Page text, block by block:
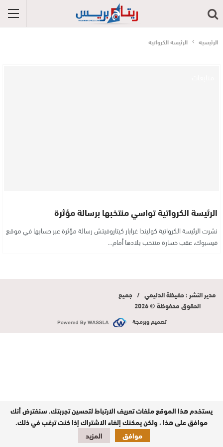
الرئيسية الرئيسة الكرواتية
الرئيسة الكرواتية تواسي منتخبها برسالة مؤثرة
نشرت الرئيسة الكرواتية كوليندا غرابار كيتاروفيتش رسالة مؤثرة عبر حسابها في موقع
فيسبوك، عقب خسارة منتخب بلادها أمام…
مدير النشر : حفيظة الدليمي / جميع
الحقوق محفوظة © 2026
تصميم وبرمجة
يستخدم هذا الموقع ملفات تعريف الارتباط لتحسين تجربتك. سنفترض أنك
موافق على هذا ، ولكن يمكنك إلغاء الاشتراك إذا كنت ترغب في ذلك.
موافق
المزيد